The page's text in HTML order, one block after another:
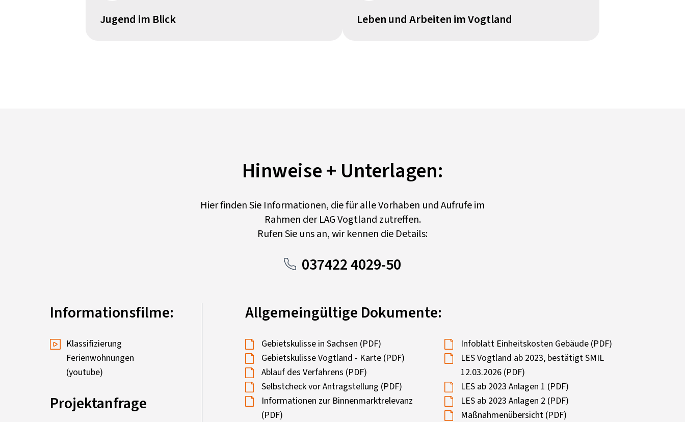
Jugend im Blick Leben und Arbeiten im Vogtland
Hinweise + Unterlagen:
Hier finden Sie Informationen, die für alle Vorhaben und Aufrufe im
Rahmen der LAG Vogtland zutreffen.
Rufen Sie uns an, wir kennen die Details:
037422 4029-50
Informationsfilme:
Klassifizierung
Ferienwohnungen
(youtube)
Projektanfrage
Allgemeingültige Dokumente:
Gebietskulisse in Sachsen (PDF)
Gebietskulisse Vogtland - Karte (PDF)
Ablauf des Verfahrens (PDF)
Selbstcheck vor Antragstellung (PDF)
Informationen zur Binnenmarktrelevanz
(PDF)
Infoblatt Einheitskosten Gebäude (PDF)
LES Vogtland ab 2023, bestätigt SMIL
12.03.2026 (PDF)
LES ab 2023 Anlagen 1 (PDF)
LES ab 2023 Anlagen 2 (PDF)
Maßnahmenübersicht (PDF)